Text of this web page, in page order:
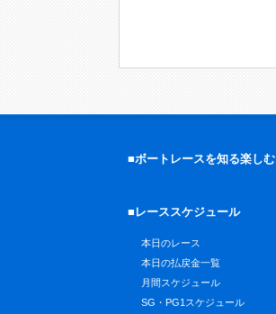
■ボートレースを知る楽しむ
■レーススケジュール
本日のレース
本日の払戻金一覧
月間スケジュール
SG・PG1スケジュール